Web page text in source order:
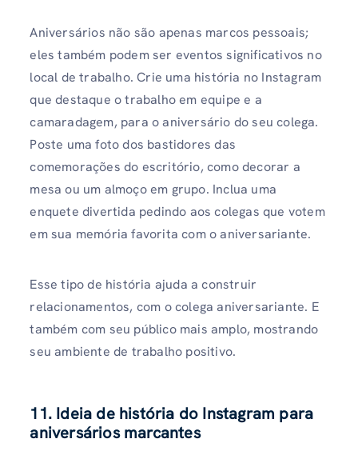
Aniversários não são apenas marcos pessoais;
eles também podem ser eventos significativos no
local de trabalho. Crie uma história no Instagram
que destaque o trabalho em equipe e a
camaradagem, para o aniversário do seu colega.
Poste uma foto dos bastidores das
comemorações do escritório, como decorar a
mesa ou um almoço em grupo. Inclua uma
enquete divertida pedindo aos colegas que votem
em sua memória favorita com o aniversariante.
Esse tipo de história ajuda a construir
relacionamentos, com o colega aniversariante. E
também com seu público mais amplo, mostrando
seu ambiente de trabalho positivo.
11. Ideia de história do Instagram para
aniversários marcantes